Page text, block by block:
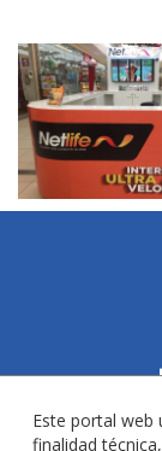
Este portal web
finalidad